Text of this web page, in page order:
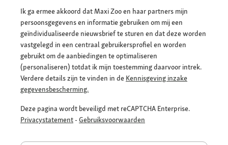
Ik ga ermee akkoord dat Maxi Zoo en haar partners mijn
persoonsgegevens en informatie gebruiken om mij een
geïndividualiseerde nieuwsbrief te sturen en dat deze worden
vastgelegd in een centraal gebruikersprofiel en worden
gebruikt om de aanbiedingen te optimaliseren
(personaliseren) totdat ik mijn toestemming daarvoor intrek.
Verdere details zijn te vinden in de Kennisgeving inzake
gegevensbescherming.
Deze pagina wordt beveiligd met reCAPTCHA Enterprise.
Privacystatement - Gebruiksvoorwaarden